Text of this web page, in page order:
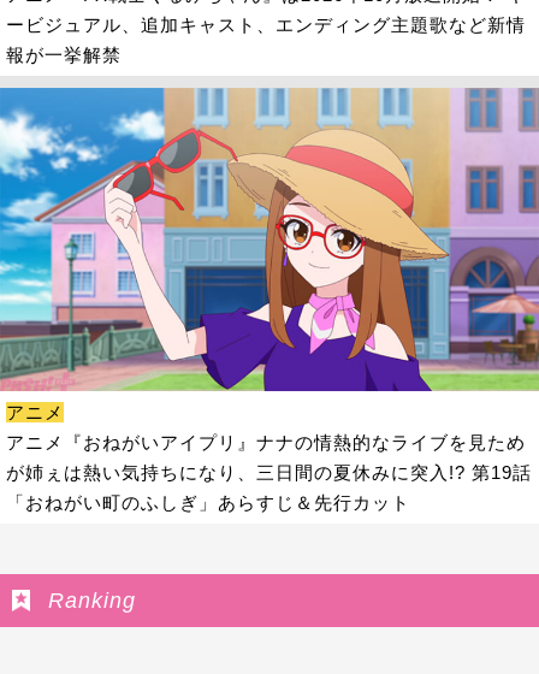
ービジュアル、追加キャスト、エンディング主題歌など新情
報が一挙解禁
アニメ
アニメ『おねがいアイプリ』ナナの情熱的なライブを見ため
が姉ぇは熱い気持ちになり、三日間の夏休みに突入!? 第19話
「おねがい町のふしぎ」あらすじ＆先行カット
Ranking